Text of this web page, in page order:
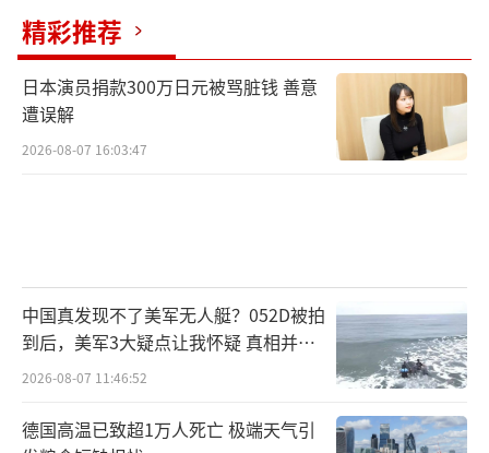
精彩推荐
日本演员捐款300万日元被骂脏钱 善意
遭误解
2026-08-07 16:03:47
中国真发现不了美军无人艇？052D被拍
到后，美军3大疑点让我怀疑 真相并非
如此
2026-08-07 11:46:52
德国高温已致超1万人死亡 极端天气引